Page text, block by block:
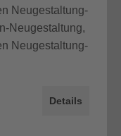
Neugestaltung-
Neugestaltung,
Neugestaltung-
Details